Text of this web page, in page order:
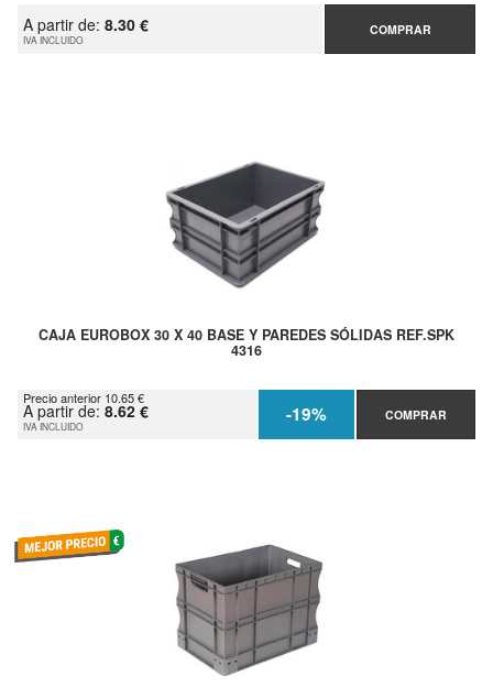
A partir de: 8.30 €
IVA INCLUIDO
COMPRAR
CAJA EUROBOX 30 X 40 BASE Y PAREDES SÓLIDAS REF.SPK
4316
Precio anterior 10.65 €
A partir de: 8.62 €
IVA INCLUIDO -19% COMPRAR